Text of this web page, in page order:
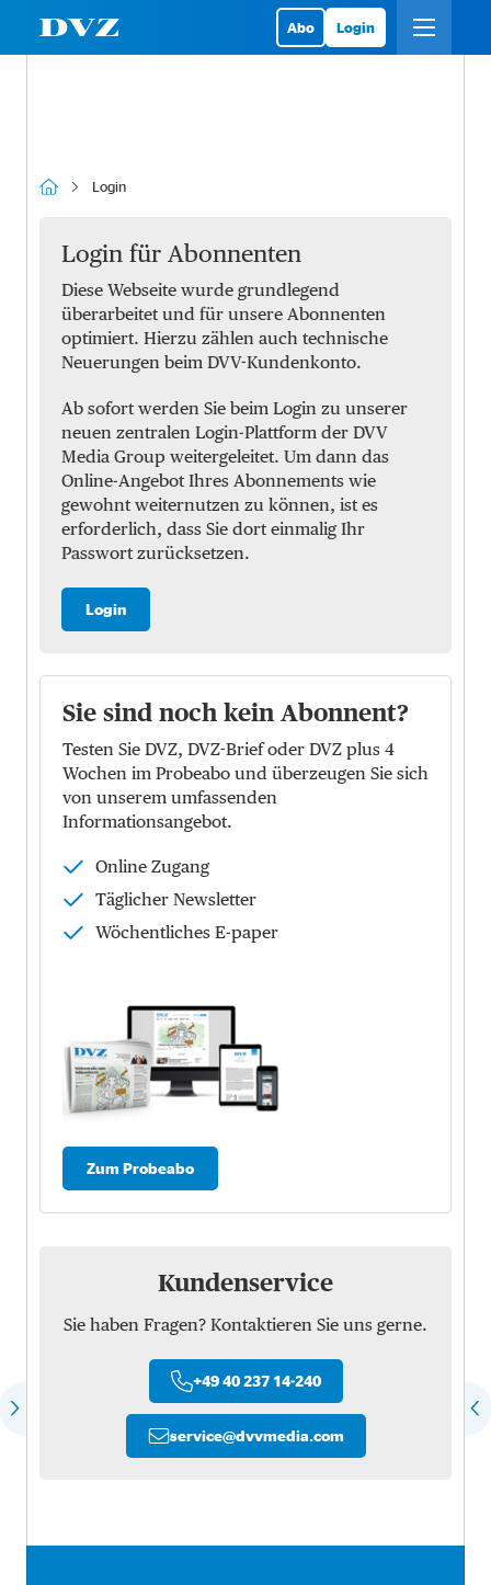
Abo Login
Login
Login für Abonnenten
Diese Webseite wurde grundlegend
überarbeitet und für unsere Abonnenten
optimiert. Hierzu zählen auch technische
Neuerungen beim DVV-Kundenkonto.
Ab sofort werden Sie beim Login zu unserer
neuen zentralen Login-Plattform der DVV
Media Group weitergeleitet. Um dann das
Online-Angebot Ihres Abonnements wie
gewohnt weiternutzen zu können, ist es
erforderlich, dass Sie dort einmalig Ihr
Passwort zurücksetzen.
Login
Sie sind noch kein Abonnent?
Testen Sie DVZ, DVZ-Brief oder DVZ plus 4
Wochen im Probeabo und überzeugen Sie sich
von unserem umfassenden
Informationsangebot.
Online Zugang
Täglicher Newsletter
Wöchentliches E-paper
Zum Probeabo
Kundenservice
Sie haben Fragen? Kontaktieren Sie uns gerne.
+49 40 237 14-240
service@dvvmedia.com